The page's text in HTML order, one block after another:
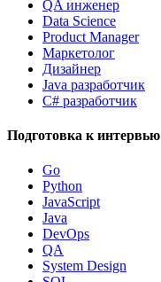
QA инженер
Data Science
Product Manager
Маркетолог
Дизайнер
Java разработчик
C# разработчик
Подготовка к интервью
Go
Python
JavaScript
Java
DevOps
QA
System Design